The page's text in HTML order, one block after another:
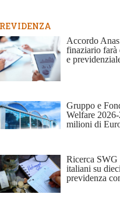
Accordo
finaziario farà
e
Gruppo e
Welfare
milioni di
Ricerca
italiani su
previdenza